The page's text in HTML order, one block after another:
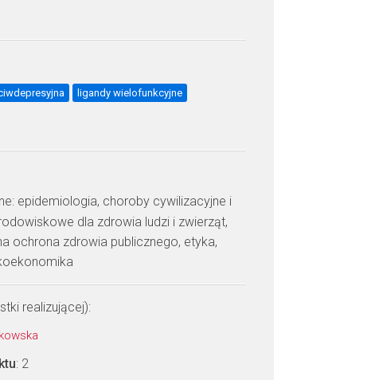
ligandy wielofunkcyjne
epidemiologia, choroby cywilizacyjne i
dla zdrowia ludzi i zwierząt,
ochrona zdrowia publicznego, etyka,
realizującej):
: 2